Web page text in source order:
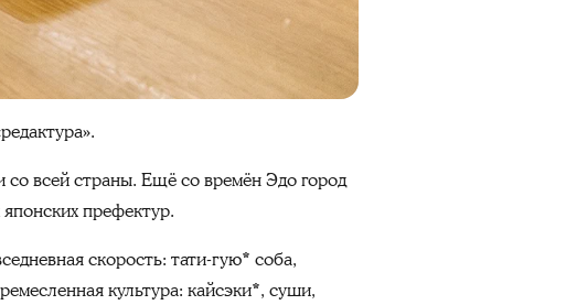
со всей страны. Ещё со времён Эдо город
префектур.
скорость: тати-гую* соба,
культура: кайсэки*, суши,